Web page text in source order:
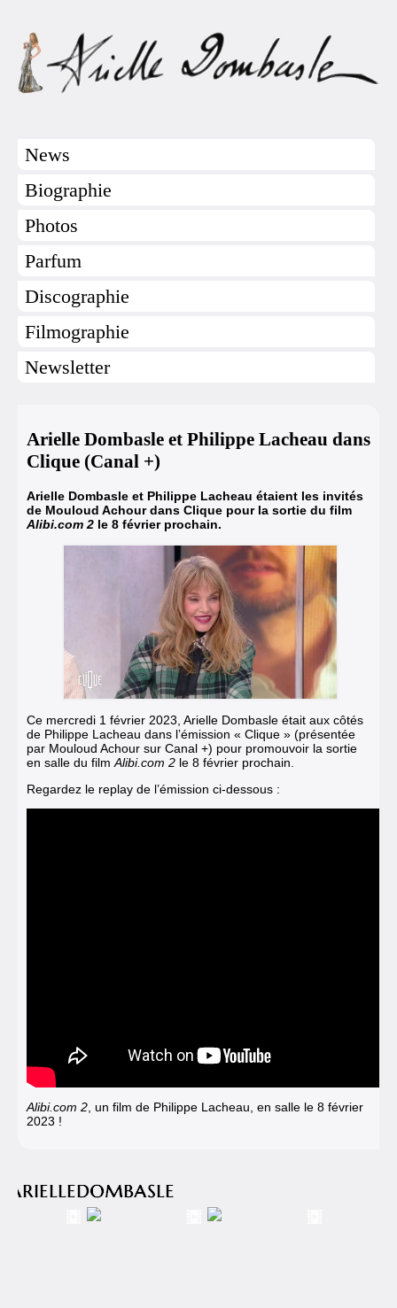
News
Biographie
Photos
Parfum
Discographie
Filmographie
Newsletter
Arielle Dombasle et Philippe Lacheau dans
Clique (Canal +)
Arielle Dombasle et Philippe Lacheau étaient les invités
de Mouloud Achour dans Clique pour la sortie du film
Alibi.com 2 le 8 février prochain.
Ce mercredi 1 février 2023, Arielle Dombasle était aux côtés
de Philippe Lacheau dans l’émission « Clique » (présentée
par Mouloud Achour sur Canal +) pour promouvoir la sortie
en salle du filmAlibi.com 2 le 8 février prochain.
Regardez le replay de l’émission ci-dessous :
Alibi.com 2, un film de Philippe Lacheau, en salle le 8 février
2023 !